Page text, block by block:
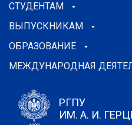
СТУДЕНТАМ
ВЫПУСКНИКАМ
ОБРАЗОВАНИЕ
МЕЖДУНАРОДНАЯ
РГПУ
ИМ. А. И.